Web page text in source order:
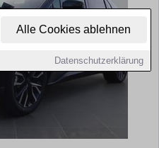
Alle Cookies ablehnen
Datenschutzerklärung